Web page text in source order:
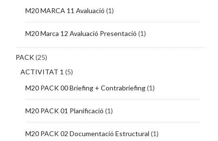
M20 MARCA 11 Avaluació (1)
M20 Marca 12 Avaluació Presentació (1)
PACK(25)
ACTIVITAT 1 (5)
M20 PACK 00 Briefing + Contrabriefing(1)
M20 PACK 01 Planificació (1)
M20 PACK 02 Documentació Estructural (1)